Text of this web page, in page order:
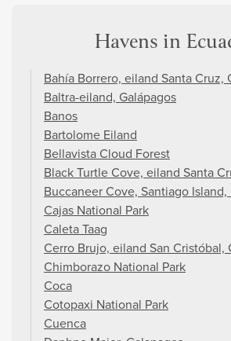
Havens in
Bahía Borrero, eiland Santa Cruz,
Baltra-eiland, Galápagos
Banos
Bartolome Eiland
Bellavista Cloud Forest
Black Turtle Cove, eiland Santa
Buccaneer Cove, Santiago Island,
Cajas National Park
Caleta Taag
Cerro Brujo, eiland San Cristóbal,
Chimborazo National Park
Coca
Cotopaxi National Park
Cuenca